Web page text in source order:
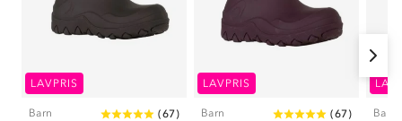
LAVPRIS
Barn (67)
LAVPRIS
Barn (67) Barn